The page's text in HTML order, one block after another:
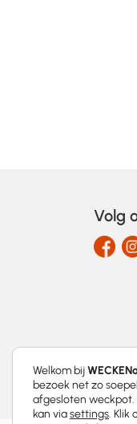
Volg
Welkom bij
bezoek net zo
afgesloten
kan viasettings. Klik